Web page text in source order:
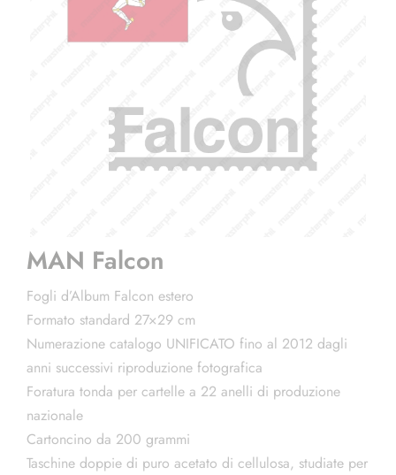
CONTATTI
MAN Falcon
Fogli d’Album Falcon estero
Formato standard 27×29 cm
Numerazione catalogo UNIFICATO fino al 2012 dagli
anni successivi riproduzione fotografica
Foratura tonda per cartelle a 22 anelli di produzione
nazionale
Cartoncino da 200 grammi
Taschine doppie di puro acetato di cellulosa, studiate per